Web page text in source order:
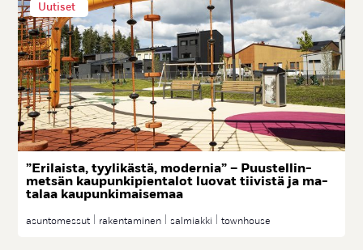
Uutiset
”Eri­lais­ta, tyy­li­käs­tä, mo­der­nia” – Puus­tel­lin­
met­sän kau­pun­ki­pien­ta­lot luo­vat tii­vis­tä ja ma­
ta­laa kau­pun­ki­mai­se­maa
asuntomessut rakentaminen salmiakki townhouse